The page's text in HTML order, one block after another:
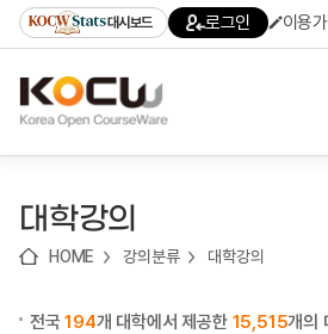
기
기
기
content)
가
대시보드 로그인 이용
대학강의
HOME 강의분류 대학강의
전국194개 대학에서 제공한 15,515개의